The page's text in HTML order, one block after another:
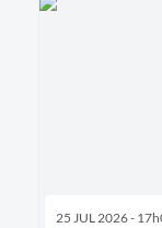
25 JUL 2026 -